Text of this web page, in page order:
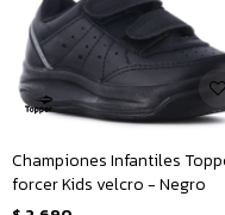
Championes Infantiles
forcer Kids velcro - Negro